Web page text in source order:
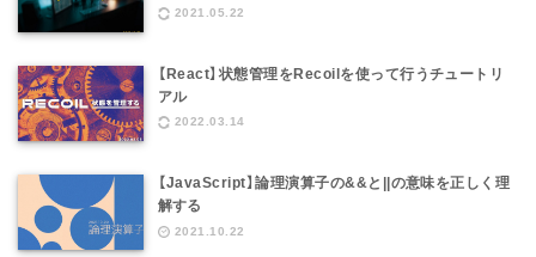
2021.05.22
【React】状態管理をRecoilを使って行うチュートリ
アル
2022.03.14
【JavaScript】論理演算子の&&と||の意味を正しく理
解する
2021.10.22